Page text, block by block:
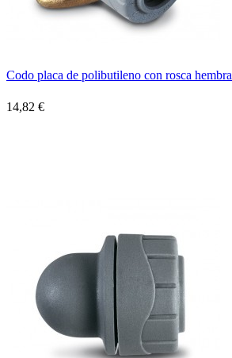
Codo placa de polibutileno con rosca hembra
14,82 €